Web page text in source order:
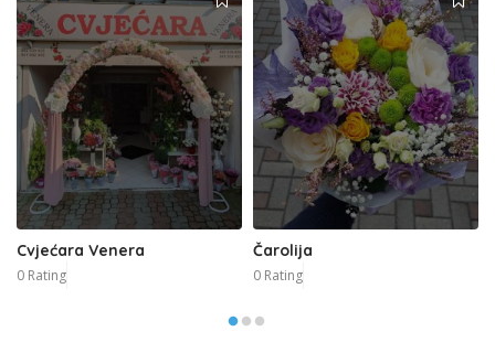
Cvjećara Venera
0 Rating
Čarolija
0 Rating